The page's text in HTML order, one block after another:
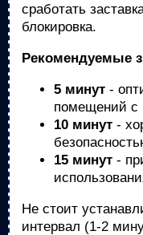
сработать
блокировка.
Рекомендуемые
5 минут -
помещений с
10 минут -
15 минут -
Не стоит
интервал (1-2